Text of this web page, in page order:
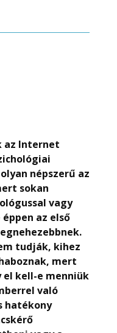
az Internet
népszerű az
sokan
vagy
az első
tudják, kihez
mert
el kell-e menniük
való
hatékony